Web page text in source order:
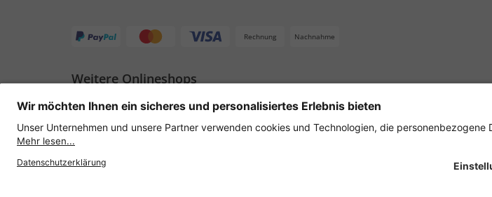
Rechnung Nachnahme
Weitere Onlineshops
Österreich